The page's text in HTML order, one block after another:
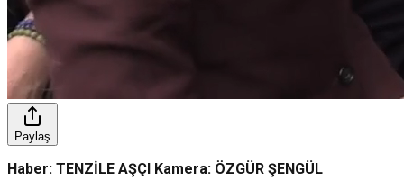
Paylaş
Haber: TENZİLE AŞÇI Kamera: ÖZGÜR ŞENGÜL